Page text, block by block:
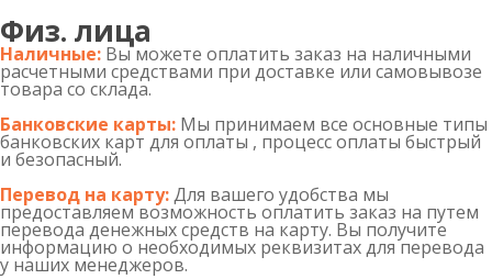
Физ. лица
Наличные: Вы можете оплатить заказ на наличными
расчетными средствами при доставке или самовывозе
товара со склада.
Банковские карты: Мы принимаем все основные типы
банковских карт для оплаты , процесс оплаты быстрый
и безопасный.
Перевод на карту:Для вашего удобства мы
предоставляем возможность оплатить заказ на путем
перевода денежных средств на карту. Вы получите
информацию о необходимых реквизитах для перевода
у наших менеджеров.